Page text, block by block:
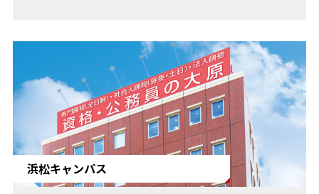
浜松キャンパス